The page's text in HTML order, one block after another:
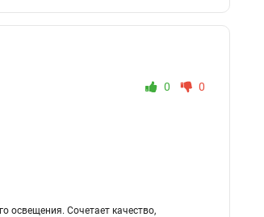
0 0
освещения. Сочетает качество,